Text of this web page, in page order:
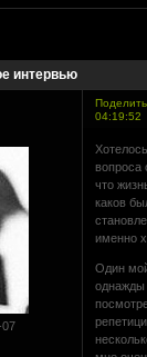
интервью
04:19:52
07
вопроса
что
каков
именно
Один
однажды